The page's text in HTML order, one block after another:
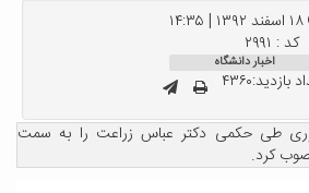
۱۸ اسفند ۱۳۹۲ | ۱۴:۳۵
کد : ۲۹۹۱
اخبار دانشگاه
بازدید:۴۳۶۰
طی حکمی دکتر عباس زراعت را به سمت
کرد.